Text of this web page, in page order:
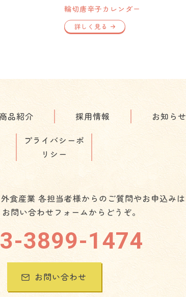
輪切唐辛子カレンダー
詳しく見る
商品紹介 採用情報 お知らせ
プライバシーポ
リシー
食産業 各担当者様からのご質問やお申込みは
問い合わせフォームからどうぞ。
3899-1474
お問い合わせ